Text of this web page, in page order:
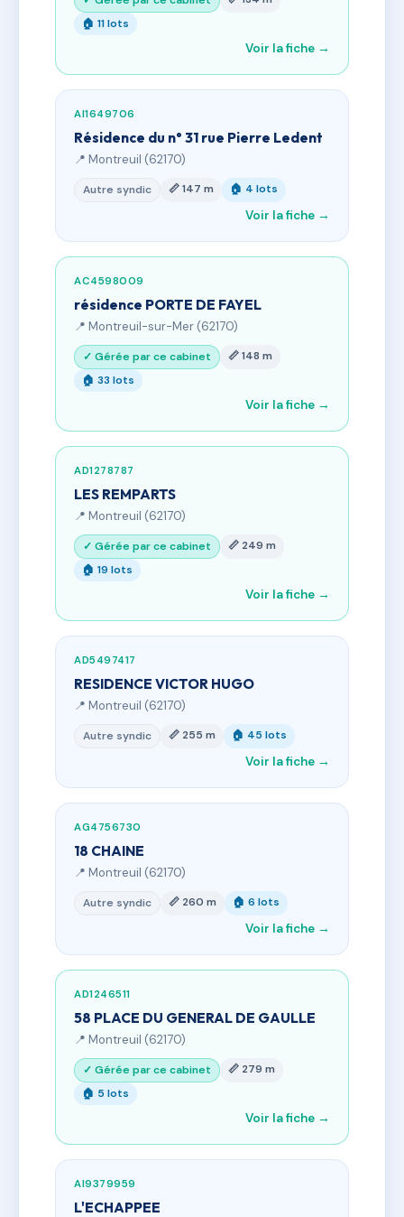
🏠 11 lots
Voir la fiche →
AI1649706
Résidence du n° 31 rue Pierre Ledent
📍 Montreuil (62170)
Autre syndic 📏 147 m 🏠 4 lots
Voir la fiche →
AC4598009
résidence PORTE DE FAYEL
📍 Montreuil-sur-Mer (62170)
✓ Gérée par ce cabinet
📏 148 m
🏠 33 lots
Voir la fiche →
AD1278787
LES REMPARTS
📍 Montreuil (62170)
✓ Gérée par ce cabinet
📏 249 m
🏠 19 lots
Voir la fiche →
AD5497417
RESIDENCE VICTOR HUGO
📍 Montreuil (62170)
Autre syndic 📏 255 m 🏠 45 lots
Voir la fiche →
AG4756730
18 CHAINE
📍 Montreuil (62170)
Autre syndic 📏 260 m 🏠 6 lots
Voir la fiche →
AD1246511
58 PLACE DU GENERAL DE GAULLE
📍 Montreuil (62170)
✓ Gérée par ce cabinet
📏 279 m
🏠 5 lots
Voir la fiche →
AI9379959
L'ECHAPPEE